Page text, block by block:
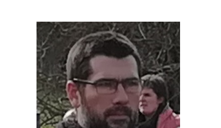
ACCUEIL
LURZAINDIA
NOUS SOUTENIR!
ACTU / BLOG
CONTACT